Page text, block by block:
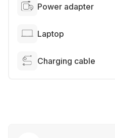
Power adapter
Laptop
Charging cable